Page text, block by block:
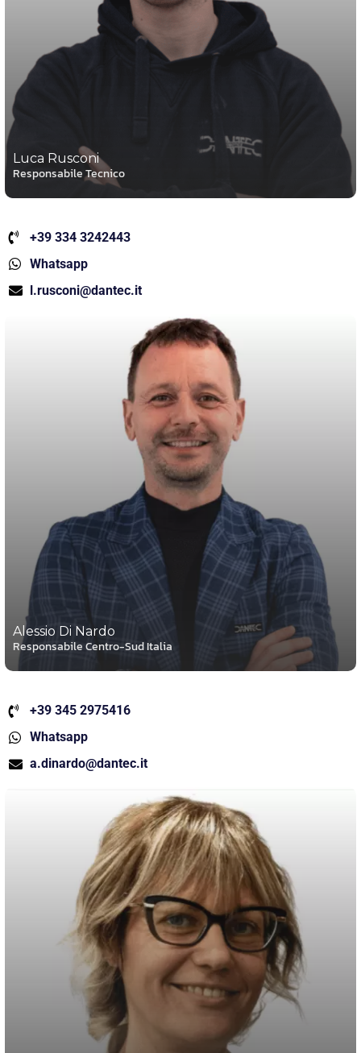
Luca Rusconi
Responsabile Tecnico
+39 334 3242443
Whatsapp
l.rusconi@dantec.it
Alessio Di Nardo
Responsabile Centro-Sud Italia
+39 345 2975416
Whatsapp
a.dinardo@dantec.it